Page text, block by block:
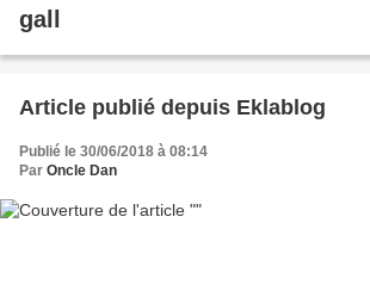
gall
Article publié depuis Eklablog
Publié le 30/06/2018 à 08:14
Par Oncle Dan